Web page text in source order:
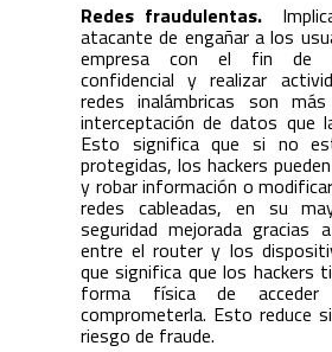
Redes fraudulentas.
atacante de engañar a los
empresa con el fin de
confidencial y realizar
redes inalámbricas son
interceptación de datos que
Esto significa que si no
protegidas, los hackers
y robar información o
redes cableadas, en su
seguridad mejorada gracias
entre el router y los
que significa que los hackers
forma física de
comprometerla. Esto reduce
riesgo de fraude.